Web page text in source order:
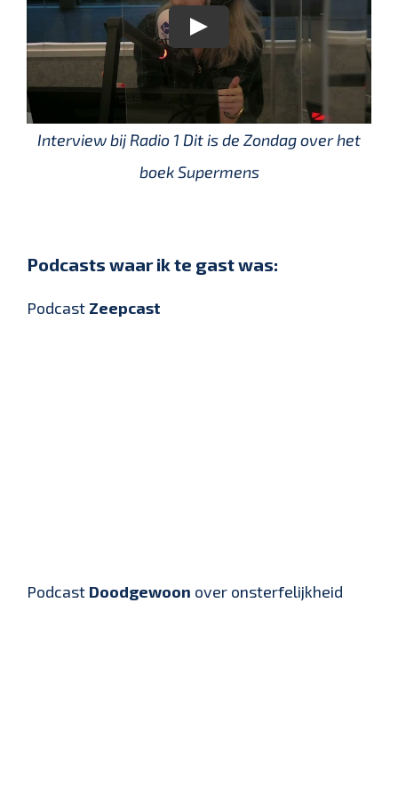
Interview bij Radio 1 Dit is de Zondag over het
boek Supermens
Podcasts waar ik te gast was:
Podcast Zeepcast
Podcast Doodgewoon over onsterfelijkheid